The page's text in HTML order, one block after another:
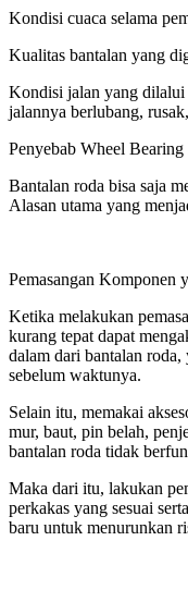
Kondisi cuaca selama
Kualitas bantalan yang
Kondisi jalan yang dilalui
jalannya berlubang,
Penyebab Wheel Bearing
Bantalan roda bisa saja
Alasan utama yang
Pemasangan Komponen
Ketika melakukan
kurang tepat dapat
dalam dari bantalan
sebelum waktunya.
Selain itu, memakai
mur, baut, pin belah,
bantalan roda tidak
Maka dari itu, lakukan
perkakas yang sesuai
baru untuk menurunkan